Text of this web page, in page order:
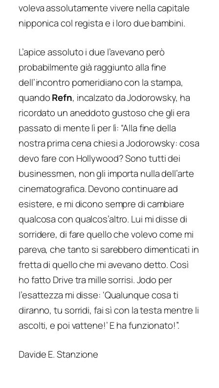
voleva assolutamente vivere nella capitale
nipponica col regista e i loro due bambini.
L’apice assoluto i due l’avevano però
probabilmente già raggiunto alla fine
dell’incontro pomeridiano con la stampa,
quandoRefn, incalzato da Jodorowsky, ha
ricordato un aneddoto gustoso che gli era
passato di mente lì per lì: “Alla fine della
nostra prima cena chiesi a Jodorowsky: cosa
devo fare con Hollywood? Sono tutti dei
businessmen, non gli importa nulla dell’arte
cinematografica. Devono continuare ad
esistere, e mi dicono sempre di cambiare
qualcosa con qualcos’altro. Lui mi disse di
sorridere, di fare quello che volevo come mi
pareva, che tanto si sarebbero dimenticati in
fretta di quello che mi avevano detto. Così
ho fatto Drive tra mille sorrisi. Jodo per
l’esattezza mi disse: ‘Qualunque cosa ti
diranno, tu sorridi, fai sì con la testa mentre li
ascolti, e poi vattene!’ E ha funzionato!”.
Davide E. Stanzione